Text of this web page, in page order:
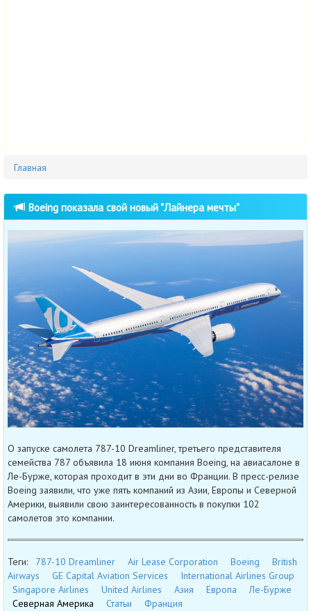
Главная
Boeing показала свой новый "Лайнера мечты"
О запуске самолета 787-10 Dreamliner, третьего представителя
семейства 787 объявила 18 июня компания Boeing, на авиасалоне в
Ле-Бурже, которая проходит в эти дни во Франции. В пресс-релизе
Boeing заявили, что уже пять компаний из Азии, Европы и Северной
Америки, выявили свою заинтересованность в покупки 102
самолетов это компании.
Теги: 787-10 Dreamliner Air Lease Corporation Boeing
British
Airways
GE Capital Aviation Services
International Airlines Group
Singapore Airlines
United Airlines Азия Европа
Ле-Бурже
Северная Америка
Статьи
Франция